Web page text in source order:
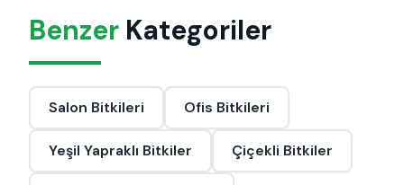
Benzer Kategoriler
Salon Bitkileri Ofis Bitkileri
Yeşil Yapraklı Bitkiler Çiçekli Bitkiler